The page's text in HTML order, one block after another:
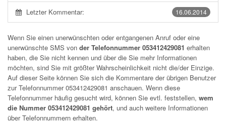
16.06.2014
Letzter Kommentar:
Wenn Sie einen unerwünschten oder entgangenen Anruf oder eine
unerwünschte SMS von der Telefonnummer 053412429081 erhalten
haben, die Sie nicht kennen und über die Sie mehr Informationen
möchten, sind Sie mit größter Wahrscheinlichkeit nicht die/der Einzige.
Auf dieser Seite können Sie sich die Kommentare der übrigen Benutzer
zur Telefonnummer053412429081 anschauen. Wenn diese
Telefonnummer häufig gesucht wird, können Sie evtl. feststellen, wem
die Nummer 053412429081 gehört, und auch weitere Informationen
über Telefonnummern erhalten.